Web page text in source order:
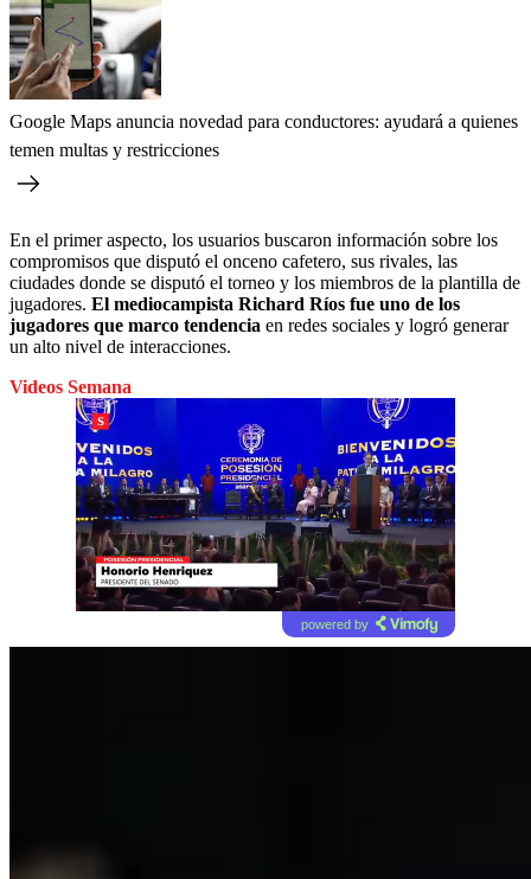
Google Maps anuncia novedad para conductores: ayudará a quienes
temen multas y restricciones
En el primer aspecto, los usuarios buscaron información sobre los
compromisos que disputó el onceno cafetero, sus rivales, las
ciudades donde se disputó el torneo y los miembros de la plantilla de
jugadores. El mediocampista Richard Ríos fue uno de los
jugadores que marco tendencia en redes sociales y logró generar
un alto nivel de interacciones.
Videos Semana
powered by